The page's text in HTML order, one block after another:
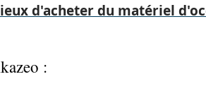
d'acheter du matériel
: